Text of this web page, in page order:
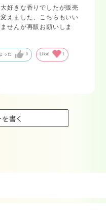
好きな香りでしたが販売
えました、こちらもいい
せんが再販お願いしま
った 0 Like! 1
書く